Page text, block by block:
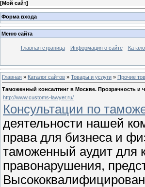
[Мой сайт]
Форма входа
Меню сайта
Главная страница Информация о сайте
Главная » Каталог сайтов » Товары и услуги » Прочие
Таможенный консалтинг в Москве. Прозрачность и
http://www.customs-lawyer.ru/
Консультации по
деятельности нашей
права для бизнеса и
таможенный аудит для
правонарушения,